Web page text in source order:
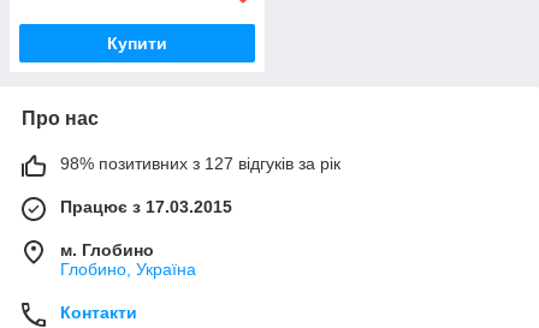
Купити
Про нас
98% позитивних з 127 відгуків за рік
Працює з 17.03.2015
м. Глобино
Глобино, Україна
Контакти